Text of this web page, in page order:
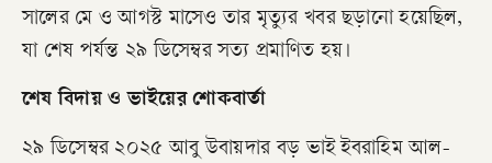
সালের মে ও আগস্ট মাসেও তার মৃত্যুর খবর ছড়ানো হয়েছিল,
যা শেষ পর্যন্ত ২৯ ডিসেম্বর সত্য প্রমাণিত হয়।
​শেষ বিদায় ও ভাইয়ের শোকবার্তা
​২৯ ডিসেম্বর ২০২৫ আবু উবায়দার বড় ভাই ইবরাহিম আল-